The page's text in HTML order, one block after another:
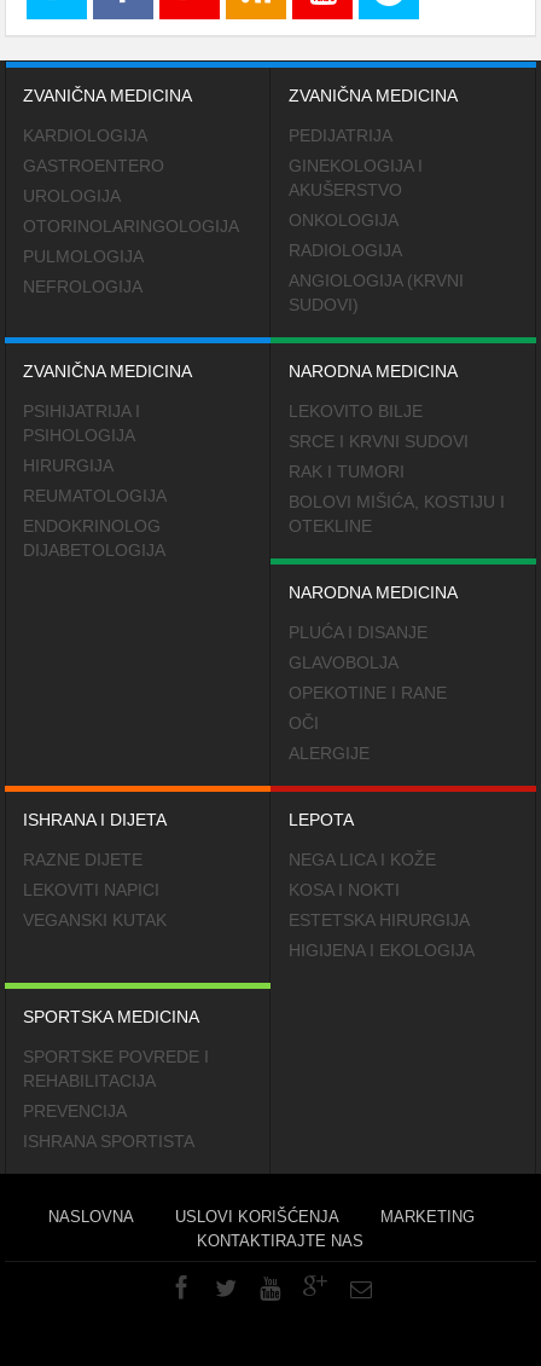
ZVANIČNA MEDICINA
KARDIOLOGIJA
GASTROENTERO
UROLOGIJA
OTORINOLARINGOLOGIJA
PULMOLOGIJA
NEFROLOGIJA
ZVANIČNA MEDICINA
PEDIJATRIJA
GINEKOLOGIJA I
AKUŠERSTVO
ONKOLOGIJA
RADIOLOGIJA
ANGIOLOGIJA (KRVNI
SUDOVI)
ZVANIČNA MEDICINA
PSIHIJATRIJA I
PSIHOLOGIJA
HIRURGIJA
REUMATOLOGIJA
ENDOKRINOLOG
DIJABETOLOGIJA
NARODNA MEDICINA
LEKOVITO BILJE
SRCE I KRVNI SUDOVI
RAK I TUMORI
BOLOVI MIŠIĆA, KOSTIJU I
OTEKLINE
NARODNA MEDICINA
PLUĆA I DISANJE
GLAVOBOLJA
OPEKOTINE I RANE
OČI
ALERGIJE
ISHRANA I DIJETA
RAZNE DIJETE
LEKOVITI NAPICI
VEGANSKI KUTAK
LEPOTA
NEGA LICA I KOŽE
KOSA I NOKTI
ESTETSKA HIRURGIJA
HIGIJENA I EKOLOGIJA
SPORTSKA MEDICINA
SPORTSKE POVREDE I
REHABILITACIJA
PREVENCIJA
ISHRANA SPORTISTA
NASLOVNA USLOVI KORIŠĆENJA
MARKETING
KONTAKTIRAJTE NAS